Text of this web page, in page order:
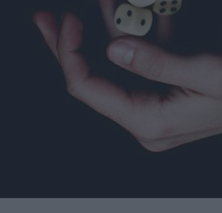
DE LAS AFICIONES PARA EL REGRESO DEL FÚTBOL
AFICIONADOS A DISEÑAR SU PRÓXIMA CAMISETA
EN UN HOMENAJE AL UNIVERSO DE 'LOS SIMPSON'
MADRE DE SU FUNDADOR COMO AVAL DE SU CALIDAD
DE LOS PREMIOS DE MARKETING Y COMUNICACIÓN EN
AUTOPRODUCCIÓN DE DUNKIN’
A JUAN ANTONIO ORTIZ COMO MEDIA